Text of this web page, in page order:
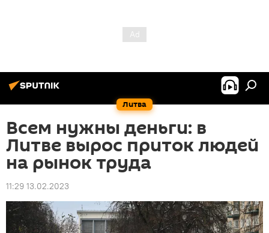
Литва
Всем нужны деньги: в
Литве вырос приток людей
на рынок труда
11:29 13.02.2023